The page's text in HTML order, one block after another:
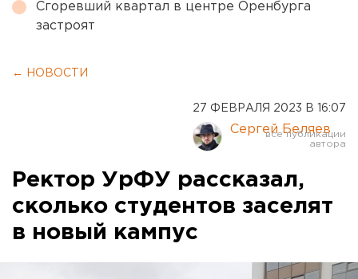
Сгоревший квартал в центре Оренбурга
застроят
← НОВОСТИ
27 ФЕВРАЛЯ 2023 В 16:07
Сергей Беляев
Ректор УрФУ рассказал,
сколько студентов заселят
в новый кампус